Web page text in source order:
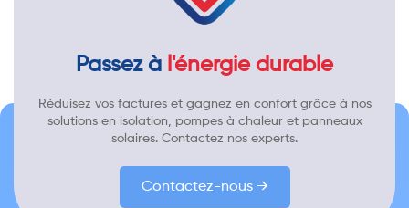
Passez à l'énergie durable
Réduisez vos factures et gagnez en confort grâce à nos
solutions en isolation, pompes à chaleur et panneaux
solaires. Contactez nos experts.
Contactez-nous →